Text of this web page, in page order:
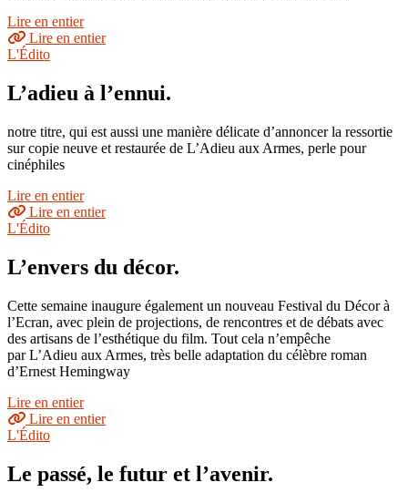
Lire en entier
Lire en entier
L'Édito
L’adieu à l’ennui.
notre titre, qui est aussi une manière délicate d’annoncer la ressortie
sur copie neuve et restaurée de L’Adieu aux Armes, perle pour
cinéphiles
Lire en entier
Lire en entier
L'Édito
L’envers du décor.
Cette semaine inaugure également un nouveau Festival du Décor à
l’Ecran, avec plein de projections, de rencontres et de débats avec
des artisans de l’esthétique du film. Tout cela n’empêche
par L’Adieu aux Armes, très belle adaptation du célèbre roman
d’Ernest Hemingway
Lire en entier
Lire en entier
L'Édito
Le passé, le futur et l’avenir.